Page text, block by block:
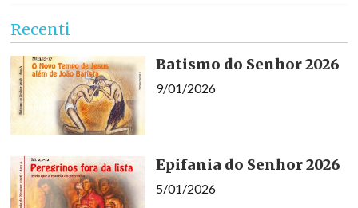
Recenti
Batismo do Senhor 2026
9/01/2026
Epifania do Senhor 2026
5/01/2026